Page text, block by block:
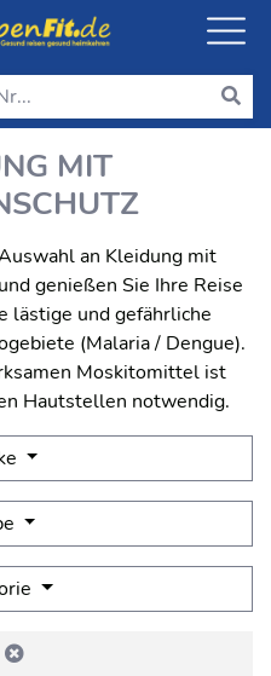
MIT
an Kleidung mit
genießen Sie Ihre Reise
lästige und gefährliche
(Malaria / Dengue).
Moskitomittel ist
Hautstellen notwendig.